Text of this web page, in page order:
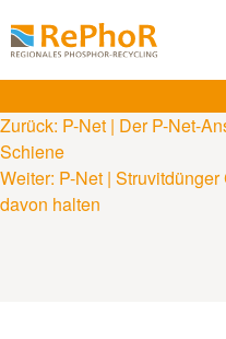
Zurück: P-Net | Der P-Net-
Schiene
Weiter: P-Net |
davon halten